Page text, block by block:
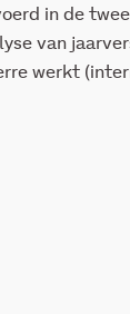
in de
van
werkt